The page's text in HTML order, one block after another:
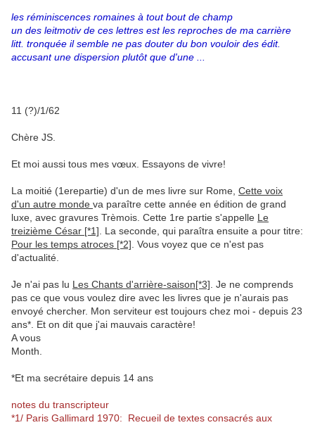
les réminiscences romaines à tout bout de champ
un des leitmotiv de ces lettres est les reproches de ma carrière
litt. tronquée il semble ne pas douter du bon vouloir des édit.
accusant une dispersion plutôt que d'une ...
11 (?)/1/62
Chère JS.
Et moi aussi tous mes vœux. Essayons de vivre!
La moitié (1erepartie) d'un de mes livre sur Rome, Cette voix
d'un autre monde va paraître cette année en édition de grand
luxe, avec gravures Trèmois. Cette 1re partie s'appelle Le
treizième César [*1] . La seconde, qui paraîtra ensuite a pour titre:
Pour les temps atroces [*2] . Vous voyez que ce n'est pas
d'actualité.
Je n'ai pas lu Les Chants d'arrière-saison[*3] . Je ne comprends
pas ce que vous voulez dire avec les livres que je n'aurais pas
envoyé chercher. Mon serviteur est toujours chez moi - depuis 23
ans*. Et on dit que j'ai mauvais caractère!
A vous
Month.
*Et ma secrétaire depuis 14 ans
notes du transcripteur
*1/ Paris Gallimard 1970: Recueil de textes consacrés aux